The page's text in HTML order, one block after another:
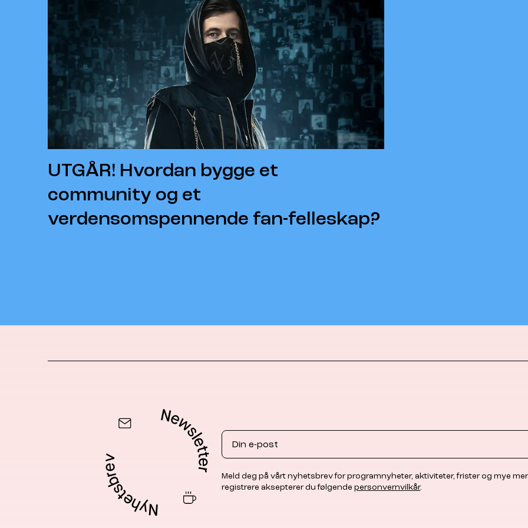
UTGÅR! Hvordan bygge et
community og et
verdensomspennende fan-felleskap?
Email
Meld deg på vårt nyhetsbrev for programnyheter, aktiviteter, frister og mye
registrere aksepterer du følgendepersonvernvilkår.